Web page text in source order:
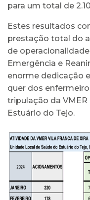
para um total de
Estes resultados
prestação total do
de
Emergência e
enorme dedicação
quer dos
tripulação da
Estuário do Tejo.